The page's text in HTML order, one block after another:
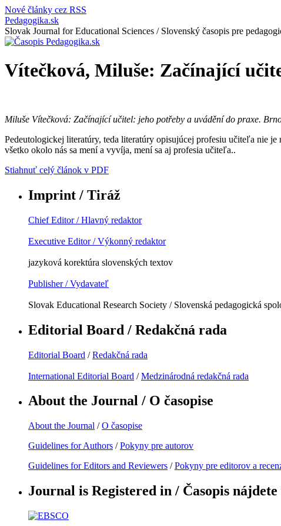
Nové články cez RSS
Pedagogika.sk
Slovak Journal for Educational Sciences / Slovenský časopis pre
Vítečková, Miluše: Začínající
Miluše Vítečková: Začínající učitel: jeho potřeby a uvádění do praxe.
Pedeutologickej literatúry, teda literatúry opisujúcej profesiu učiteľa nie
všetko okolo nás sa mení a vyvíja, mení sa aj profesia učiteľa..
Stiahnuť celý článok v PDF
Imprint / Tiráž
Chief Editor / Hlavný redaktor
Executive Editor / Výkonný redaktor
jazyková korektúra slovenských textov
Publisher / Vydavateľ
Slovak Educational Research Society / Slovenská pedagogická
Editorial Board / Redakčná rada
Editorial Board /Redakčná rada
International Editorial Board /Medzinárodná redakčná rada
About the Journal / O časopise
About the Journal /O časopise
Guidelines for Authors /Pokyny pre autorov
Guidelines for Editors and Reviewers /Pokyny pre editorov a
Journal is Registered in / Časopis nájdete